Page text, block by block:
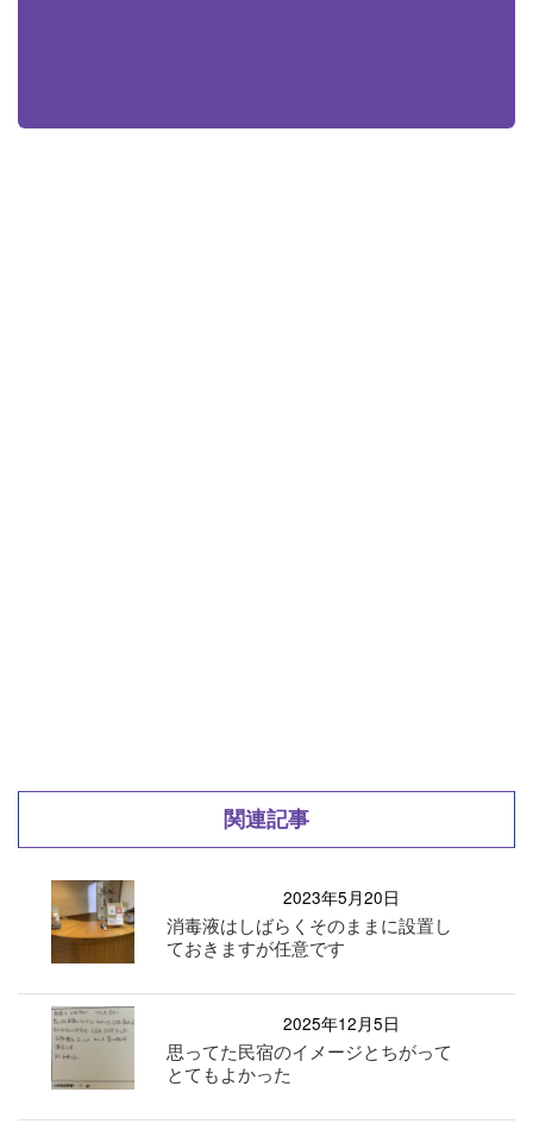
関連記事
2023年5月20日
消毒液はしばらくそのままに設置し
ておきますが任意です
2025年12月5日
思ってた民宿のイメージとちがって
とてもよかった